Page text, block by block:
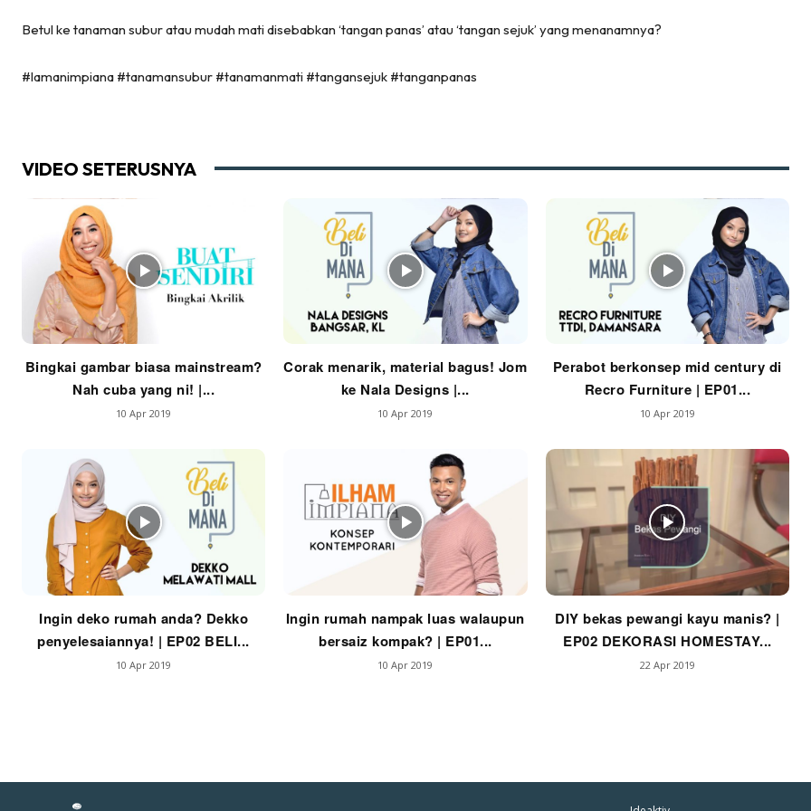
Destinasi
Kafe
Beli Di Mana
Buat Sendiri
Ilham Impiana
Ilham Impiana 360
Ilham Impiana Inspirasi Selebriti
Impiana TV
Casa Impiana
Impiana MakeOver
Lahar Dekor
Sembang Laman
Tip Impiana
Tip Laman
Betul ke tanaman subur atau mudah mati disebabkan ‘tangan panas’ atau ‘tangan sejuk’ yang menanamnya?
#lamanimpiana #tanamansubur #tanamanmati #tangansejuk #tanganpanas
VIDEO SETERUSNYA
Bingkai gambar biasa mainstream?
Nah cuba yang ni! |...
10 Apr 2019
Corak menarik, material bagus! Jom
ke Nala Designs |...
10 Apr 2019
Perabot berkonsep mid century di
Recro Furniture | EP01...
10 Apr 2019
Ingin deko rumah anda? Dekko
penyelesaiannya! | EP02 BELI...
10 Apr 2019
Ingin rumah nampak luas walaupun
bersaiz kompak? | EP01...
10 Apr 2019
DIY bekas pewangi kayu manis? |
EP02 DEKORASI HOMESTAY...
22 Apr 2019